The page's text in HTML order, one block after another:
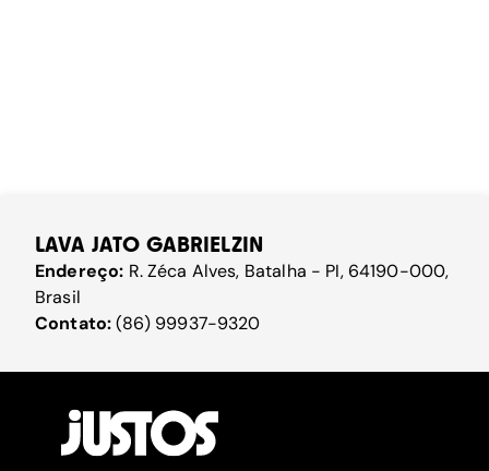
LAVA JATO GABRIELZIN
Endereço: R. Zéca Alves, Batalha - PI, 64190-000,
Brasil
Contato:(86) 99937-9320